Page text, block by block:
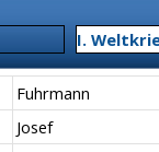
Menü
▼I.
Fuhrmann
Josef